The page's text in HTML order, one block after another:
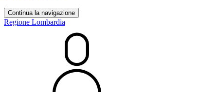
Continua la navigazione
Regione Lombardia